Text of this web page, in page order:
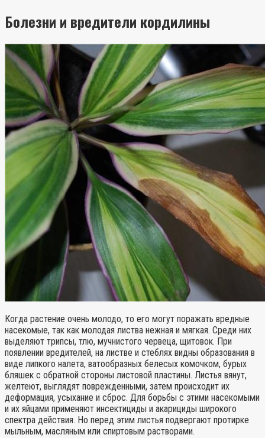
Болезни и вредители кордилины
Когда растение очень молодо, то его могут поражать вредные
насекомые, так как молодая листва нежная и мягкая. Среди них
выделяют трипсы, тлю, мучнистого червеца, щитовок. При
появлении вредителей, на листве и стеблях видны образования в
виде липкого налета, ватообразных белесых комочком, бурых
бляшек с обратной стороны листовой пластины. Листья вянут,
желтеют, выглядят поврежденными, затем происходит их
деформация, усыхание и сброс. Для борьбы с этими насекомыми
и их яйцами применяют инсектициды и акарициды широкого
спектра действия. Но перед этим листья подвергают протирке
мыльным, масляным или спиртовым растворами.